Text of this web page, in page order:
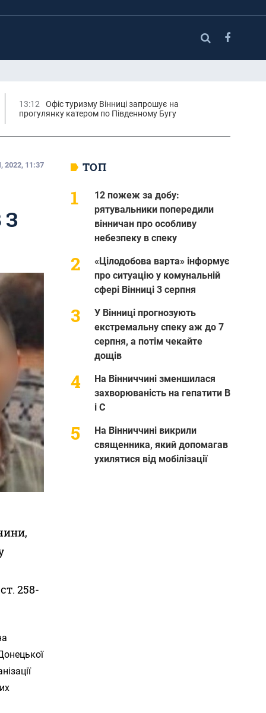
13:12
Офіс туризму Вінниці запрошує на
прогулянку катером по Південному Бугу
2022, 11:37
258-
ТОП
12 пожеж за добу:
рятувальники попередили
вінничан про особливу
небезпеку в спеку
«Цілодобова варта» інформує
про ситуацію у комунальній
сфері Вінниці 3 серпня
У Вінниці прогнозують
екстремальну спеку аж до 7
серпня, а потім чекайте
дощів
На Вінниччині зменшилася
захворюваність на гепатити В
і С
На Вінниччині викрили
священника, який допомагав
ухилятися від мобілізації